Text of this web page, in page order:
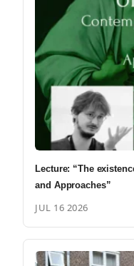
Lecture: “The
and Approaches”
JUL 16 2026